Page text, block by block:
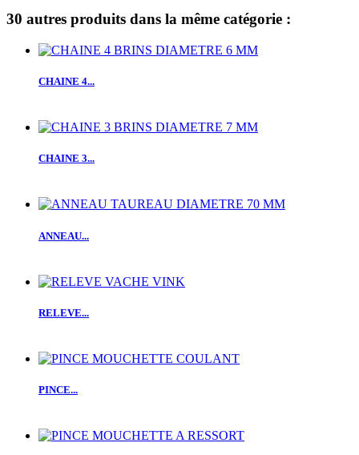
30 autres produits dans la même catégorie :
CHAINE 4...
CHAINE 3...
ANNEAU...
RELEVE...
PINCE...